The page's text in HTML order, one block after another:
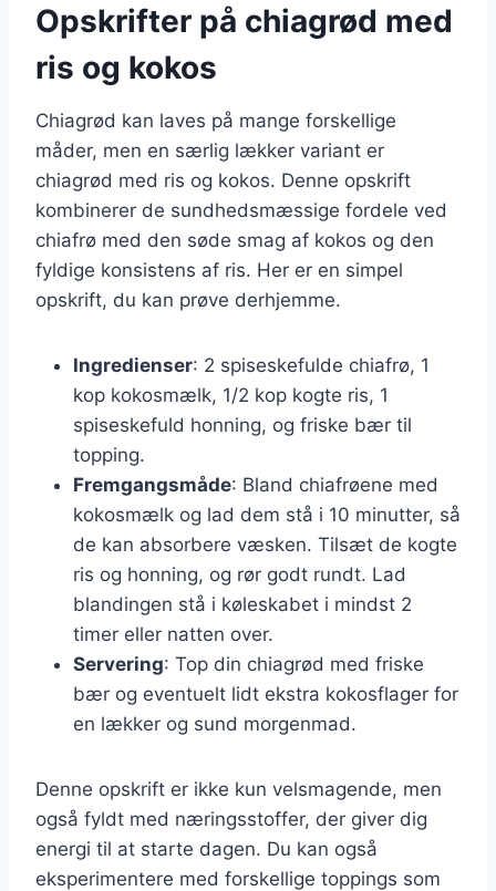
Opskrifter på chiagrød med
ris og kokos
Chiagrød kan laves på mange forskellige
måder, men en særlig lækker variant er
chiagrød med ris og kokos. Denne opskrift
kombinerer de sundhedsmæssige fordele ved
chiafrø med den søde smag af kokos og den
fyldige konsistens af ris. Her er en simpel
opskrift, du kan prøve derhjemme.
Ingredienser: 2 spiseskefulde chiafrø, 1
kop kokosmælk, 1/2 kop kogte ris, 1
spiseskefuld honning, og friske bær til
topping.
Fremgangsmåde: Bland chiafrøene med
kokosmælk og lad dem stå i 10 minutter, så
de kan absorbere væsken. Tilsæt de kogte
ris og honning, og rør godt rundt. Lad
blandingen stå i køleskabet i mindst 2
timer eller natten over.
Servering: Top din chiagrød med friske
bær og eventuelt lidt ekstra kokosflager for
en lækker og sund morgenmad.
Denne opskrift er ikke kun velsmagende, men
også fyldt med næringsstoffer, der giver dig
energi til at starte dagen. Du kan også
eksperimentere med forskellige toppings som